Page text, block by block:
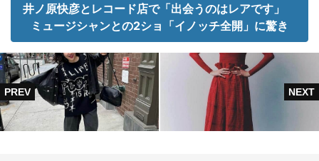
井ノ原快彦とレコード店で「出会うのはレアです」
ミュージシャンとの2ショ「イノッチ全開」に驚き